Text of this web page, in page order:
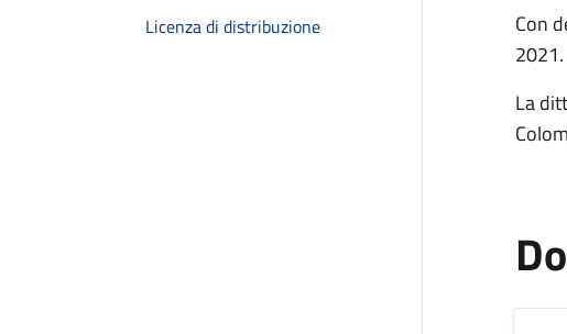
Licenza di distribuzione
Con
2021.
La